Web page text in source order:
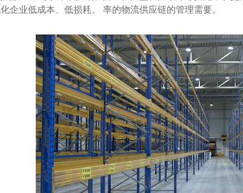
企业低成本、低损耗、 率的物流供应链的管理需要。